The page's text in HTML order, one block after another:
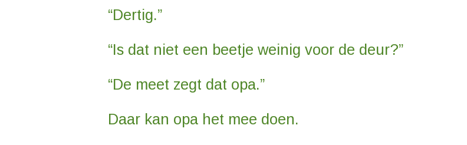
“Dertig.”
“Is dat niet een beetje weinig voor de deur?”
“De meet zegt dat opa.”
Daar kan opa het mee doen.